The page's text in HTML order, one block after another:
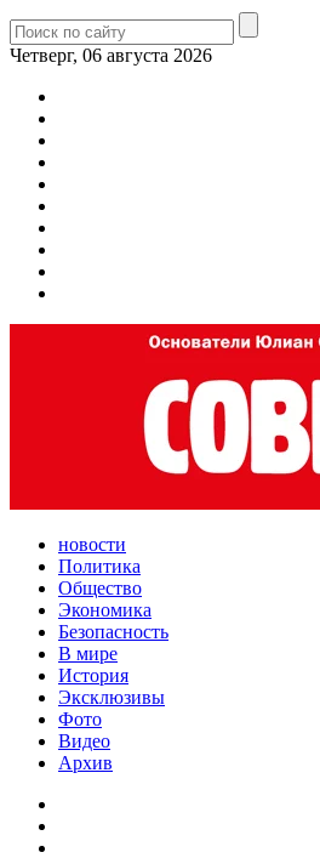
Четверг, 06 августа 2026
новости
Политика
Общество
Экономика
Безопасность
В мире
История
Эксклюзивы
Фото
Видео
Архив